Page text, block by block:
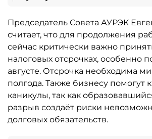
Председатель Совета АУРЭК
считает, что для продолжения
сейчас критически важно
налоговых отсрочках, особенно
августе. Отсрочка необходима
полгода. Также бизнесу помогут
каникулы, так как
разрыв создаёт риски
долговых обязательств.